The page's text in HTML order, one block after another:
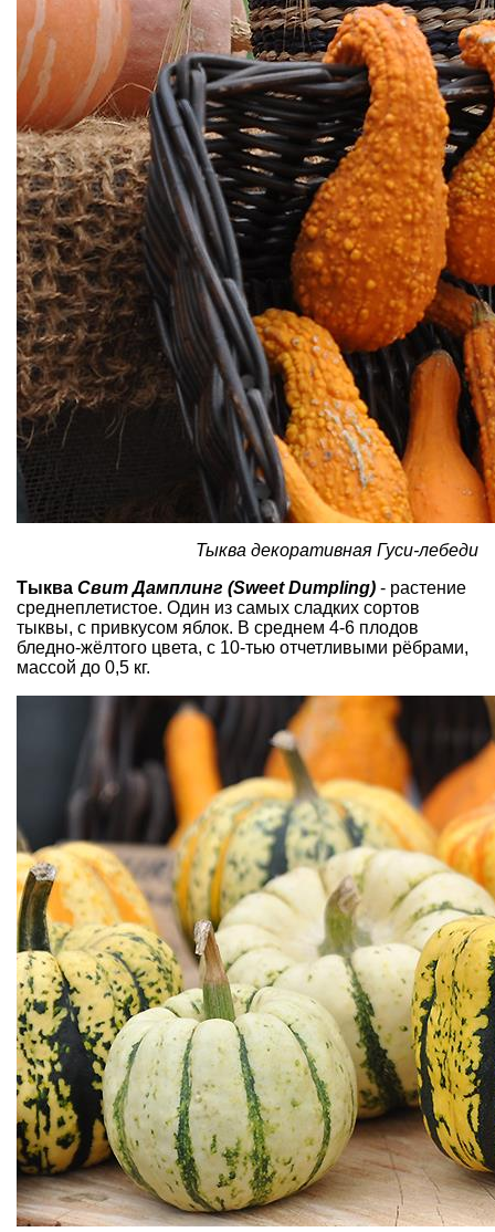
Тыква декоративная Гуси-лебеди
Тыква Свит Дамплинг (Sweet Dumpling) - растение
среднеплетистое. Один из самых сладких сортов
тыквы, с привкусом яблок. В среднем 4-6 плодов
бледно-жёлтого цвета, с 10-тью отчетливыми рёбрами,
массой до 0,5 кг.